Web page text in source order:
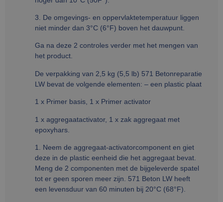
3. De omgevings- en oppervlaktetemperatuur liggen
niet minder dan 3°C (6°F) boven het dauwpunt.
Ga na deze 2 controles verder met het mengen van
het product.
De verpakking van 2,5 kg (5,5 lb) 571 Betonreparatie
LW bevat de volgende elementen: – een plastic plaat
1 x Primer basis, 1 x Primer activator
1 x aggregaatactivator, 1 x zak aggregaat met
epoxyhars.
1. Neem de aggregaat-activatorcomponent en giet
deze in de plastic eenheid die het aggregaat bevat.
Meng de 2 componenten met de bijgeleverde spatel
tot er geen sporen meer zijn. 571 Beton LW heeft
een levensduur van 60 minuten bij 20°C (68°F).